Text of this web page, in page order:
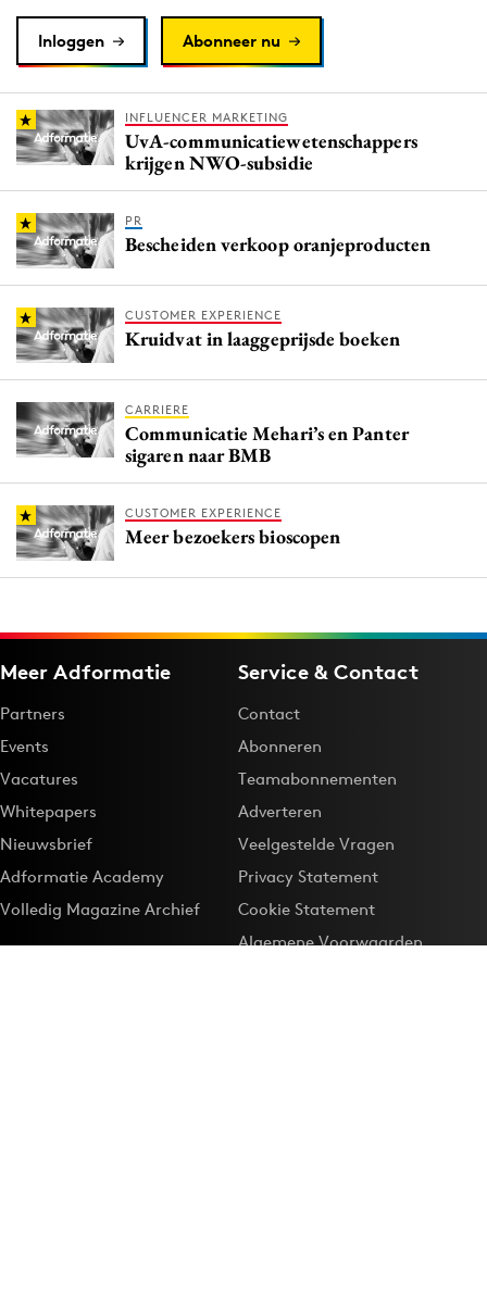
Reputatie & crisis
Inloggen Abonneer nu
INFLUENCER MARKETING
UvA-communicatiewetenschappers
krijgen NWO-subsidie
PR
Bescheiden verkoop oranjeproducten
CUSTOMER EXPERIENCE
Kruidvat in laaggeprijsde boeken
CARRIERE
Communicatie Mehari’s en Panter
sigaren naar BMB
CUSTOMER EXPERIENCE
Meer bezoekers bioscopen
Meer Adformatie
Partners
Events
Vacatures
Whitepapers
Nieuwsbrief
Adformatie Academy
Volledig Magazine Archief
Service & Contact
Contact
Abonneren
Teamabonnementen
Adverteren
Veelgestelde Vragen
Privacy Statement
Cookie Statement
Algemene Voorwaarden